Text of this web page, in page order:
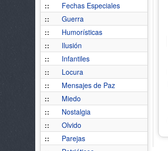
::
Fechas Especiales
::
Guerra
::
Humorísticas
::
Ilusión
::
Infantiles
::
Locura
::
Mensajes de Paz
::
Miedo
::
Nostalgia
::
Olvido
::
Parejas